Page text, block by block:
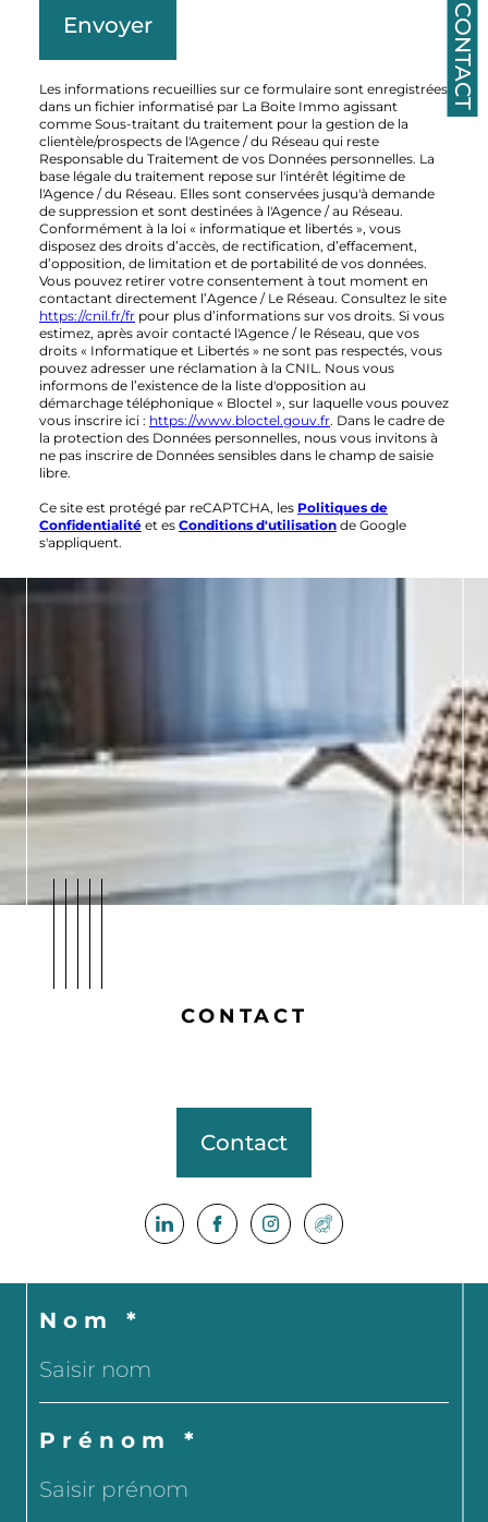
CONTACT
Envoyer
Les informations recueillies sur ce formulaire sont enregistrées
dans un fichier informatisé par La Boite Immo agissant
comme Sous-traitant du traitement pour la gestion de la
clientèle/prospects de l'Agence / du Réseau qui reste
Responsable du Traitement de vos Données personnelles. La
base légale du traitement repose sur l'intérêt légitime de
l'Agence / du Réseau. Elles sont conservées jusqu'à demande
de suppression et sont destinées à l'Agence / au Réseau.
Conformément à la loi « informatique et libertés », vous
disposez des droits d’accès, de rectification, d’effacement,
d’opposition, de limitation et de portabilité de vos données.
Vous pouvez retirer votre consentement à tout moment en
contactant directement l’Agence / Le Réseau. Consultez le site
https://cnil.fr/fr pour plus d’informations sur vos droits. Si vous
estimez, après avoir contacté l'Agence / le Réseau, que vos
droits « Informatique et Libertés » ne sont pas respectés, vous
pouvez adresser une réclamation à la CNIL. Nous vous
informons de l’existence de la liste d'opposition au
démarchage téléphonique « Bloctel », sur laquelle vous pouvez
vous inscrire ici : https://www.bloctel.gouv.fr. Dans le cadre de
la protection des Données personnelles, nous vous invitons à
ne pas inscrire de Données sensibles dans le champ de saisie
libre.
Ce site est protégé par reCAPTCHA, les Politiques de
Confidentialité et es Conditions d'utilisation de Google
s'appliquent.
Nom *
Prénom *
CONTACT
Contact